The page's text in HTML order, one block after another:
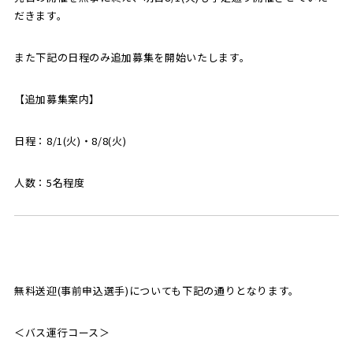
PARTNER
パートナー
NEWS CONTACT
だきます。
また下記の日程のみ追加募集を開始いたします。
【追加募集案内】
日程：8/1(火)・8/8(火)
人数：5名程度
無料送迎(事前申込選手)についても下記の通りとなります。
＜バス運行コース＞